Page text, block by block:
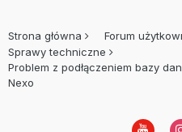
Strona główna Forum
Sprawy techniczne
Problem z podłączeniem bazy
Nexo